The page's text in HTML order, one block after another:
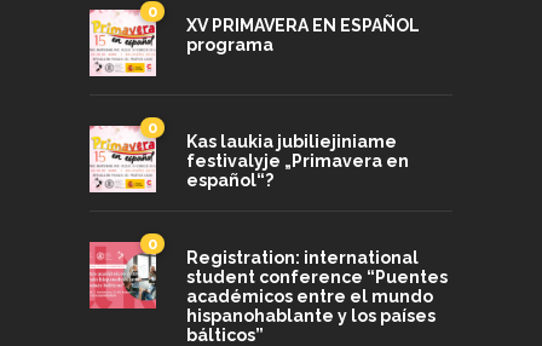
0
XV PRIMAVERA EN ESPAÑOL
programa
0
Kas laukia jubiliejiniame
festivalyje „Primavera en
español“?
0
Registration: international
student conference “Puentes
académicos entre el mundo
hispanohablante y los países
bálticos”